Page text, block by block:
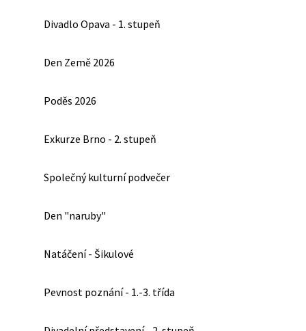
Divadlo Opava - 1. stupeň
Den Země 2026
Poděs 2026
Exkurze Brno - 2. stupeň
Společný kulturní podvečer
Den "naruby"
Natáčení - Šikulové
Pevnost poznání - 1.-3. třída